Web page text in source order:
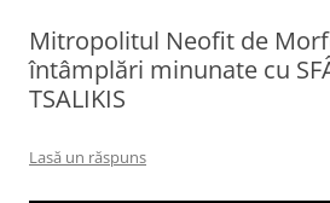
Mitropolitul Neofit de
întâmplări minunate cu
TSALIKIS
Lasă un răspuns